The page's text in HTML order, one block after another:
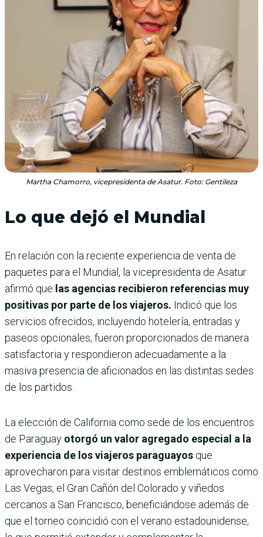
Martha Chamorro, vicepresidenta de Asatur. Foto: Gentileza
Lo que dejó el Mundial
En relación con la reciente experiencia de venta de
paquetes para el Mundial, la vicepresidenta de Asatur
afirmó que las agencias recibieron referencias muy
positivas por parte de los viajeros. Indicó que los
servicios ofrecidos, incluyendo hotelería, entradas y
paseos opcionales, fueron proporcionados de manera
satisfactoria y respondieron adecuadamente a la
masiva presencia de aficionados en las distintas sedes
de los partidos.
La elección de California como sede de los encuentros
de Paraguay otorgó un valor agregado especial a la
experiencia de los viajeros paraguayos que
aprovecharon para visitar destinos emblemáticos como
Las Vegas, el Gran Cañón del Colorado y viñedos
cercanos a San Francisco, beneficiándose además de
que el torneo coincidió con el verano estadounidense,